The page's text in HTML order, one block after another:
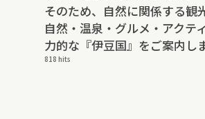
そのため、自然に関係する観
自然・温泉・グルメ・アクテ
力的な『伊豆国』をご案内しま
818 hits